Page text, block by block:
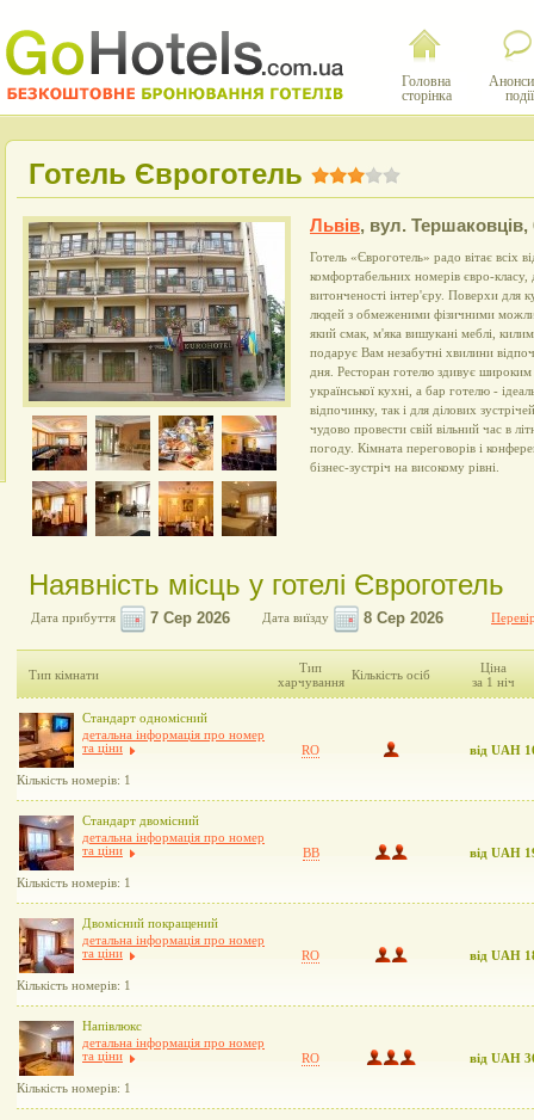
Головна
сторінка
події
Готель Євроготель
Львів, вул. Тершаковців,
Готель «Євроготель» радо вітає всіх
комфортабельних номерів євро-класу,
витонченості інтер'єру. Поверхи для
людей з обмеженими фізичними
який смак, м'яка вишукані меблі,
подарує Вам незабутні хвилини
дня. Ресторан готелю здивує широким
української кухні, а бар готелю -
відпочинку, так і для ділових
чудово провести свій вільний час в
погоду. Кімната переговорів і
бізнес-зустріч на високому рівні.
Наявність місць у готелі Євроготель
Дата прибуття Дата виїзду
Тип кімнати
Тип
харчування Кількість осіб
Ціна
за 1 ніч
Стандарт одномісний
детальна інформація про номер
та ціни
Кількість номерів: 1
RO від UAH
Стандарт двомісний
детальна інформація про номер
та ціни
Кількість номерів: 1
BB від UAH
Двомісний покращений
детальна інформація про номер
та ціни
Кількість номерів: 1
RO від UAH
Напівлюкс
детальна інформація про номер
та ціни
Кількість номерів: 1
RO від UAH